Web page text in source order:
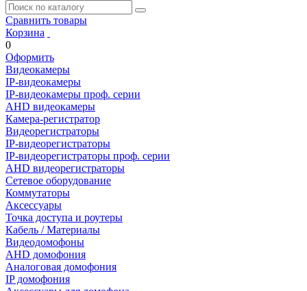
Сравнить товары
Корзина
0
Оформить
Видеокамеры
IP-видеокамеры
IP-видеокамеры проф. серии
AHD видеокамеры
Камера-регистратор
Видеорегистраторы
IP-видеорегистраторы
IP-видеорегистраторы проф. серии
AHD видеорегистраторы
Сетевое оборудование
Коммутаторы
Аксессуары
Точка доступа и роутеры
Кабель / Материалы
Видеодомофоны
AHD домофония
Аналоговая домофония
IP домофония